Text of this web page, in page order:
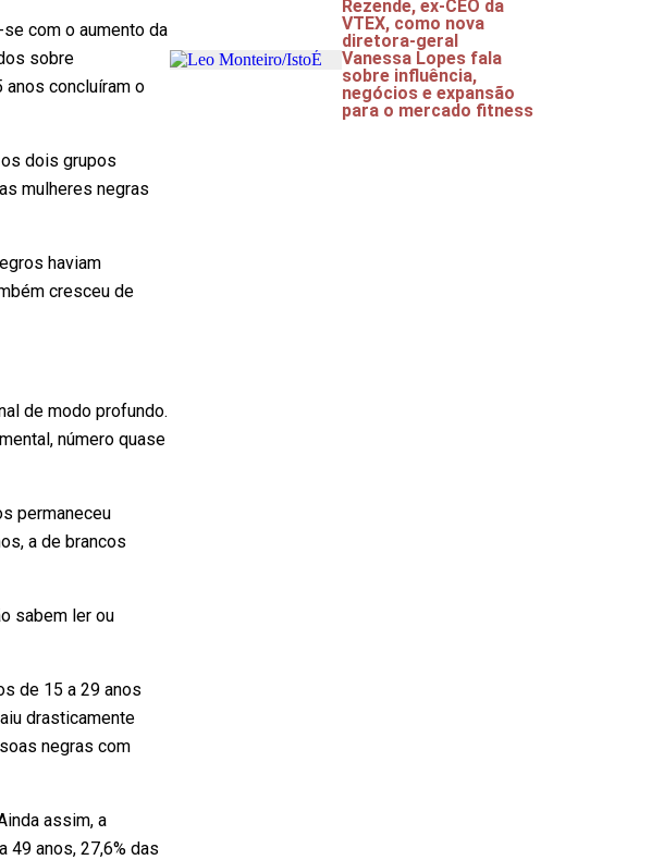
com o aumento da
sobre
anos concluíram o
os dois grupos
mulheres negras
haviam
cresceu de
de modo profundo.
número quase
permaneceu
a de brancos
sabem ler ou
de 15 a 29 anos
drasticamente
negras com
assim, a
49 anos, 27,6% das